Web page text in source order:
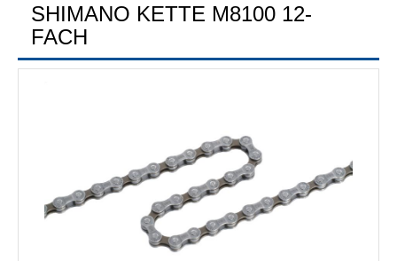
SHIMANO KETTE M8100 12-
FACH